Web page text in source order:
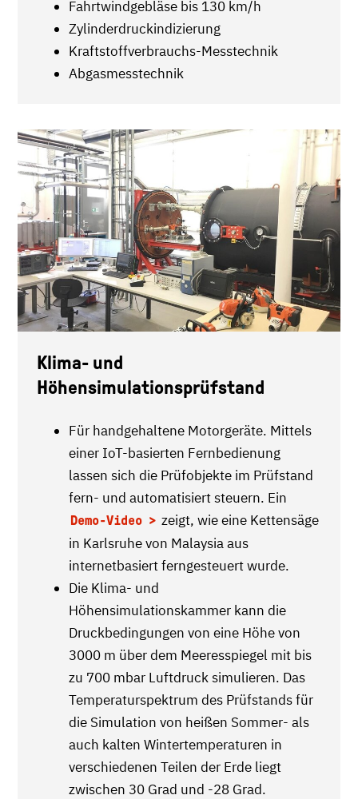
Fahrtwindgebläse bis 130 km/h
Zylinderdruckindizierung
Kraftstoffverbrauchs-Messtechnik
Abgasmesstechnik
Klima- und
Höhensimulationsprüfstand
Für handgehaltene Motorgeräte. Mittels
einer IoT-basierten Fernbedienung
lassen sich die Prüfobjekte im Prüfstand
fern- und automatisiert steuern. Ein
Demo-Video
zeigt, wie eine Kettensäge
in Karlsruhe von Malaysia aus
internetbasiert ferngesteuert wurde.
Die Klima- und
Höhensimulationskammer kann die
Druckbedingungen von eine Höhe von
3000 m über dem Meeresspiegel mit bis
zu 700 mbar Luftdruck simulieren. Das
Temperaturspektrum des Prüfstands für
die Simulation von heißen Sommer- als
auch kalten Wintertemperaturen in
verschiedenen Teilen der Erde liegt
zwischen 30 Grad und -28 Grad.